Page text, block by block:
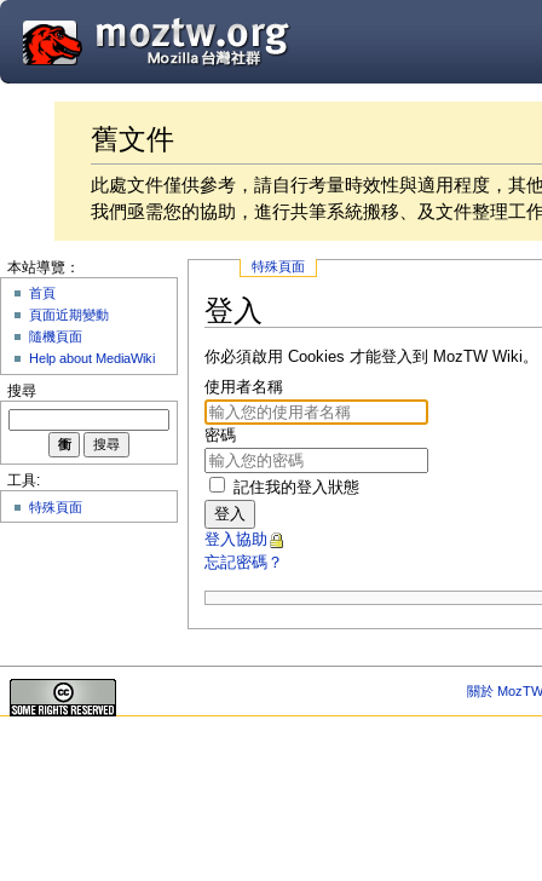
舊文件
此處文件僅供參考，請自行考量時效性與適用程度，其
我們亟需您的協助，進行共筆系統搬移、及文件整理工
特殊頁面
登入
你必須啟用 Cookies 才能登入到 MozTW Wiki。
使用者名稱
密碼
記住我的登入狀態
登入
登入協助
忘記密碼？
本站導覽：
首頁
頁面近期變動
隨機頁面
Help about MediaWiki
搜尋
工具:
特殊頁面
關於